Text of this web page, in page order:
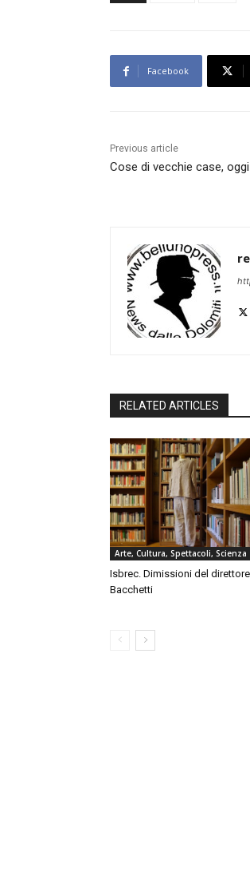
Facebook
Previous article
Cose di vecchie case,
RELATED ARTICLES
Arte, Cultura, Spettacoli, Scienza
Isbrec. Dimissioni del direttore
Bacchetti